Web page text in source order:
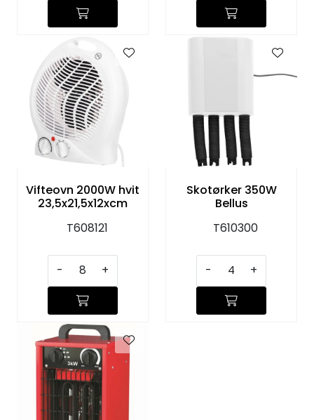
Vifteovn 2000W hvit
23,5x21,5x12xcm
T608121
- +
Skotørker 350W
Bellus
T610300
- +